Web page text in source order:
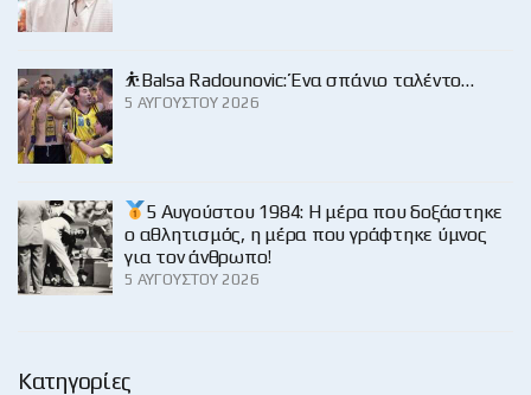
⛹️Balsa Radounovic: Ένα σπάνιο ταλέντο…
5 ΑΥΓΟΎΣΤΟΥ 2026
5 Αυγούστου 1984: Η μέρα που δοξάστηκε
ο αθλητισμός, η μέρα που γράφτηκε ύμνος
για τον άνθρωπο!
5 ΑΥΓΟΎΣΤΟΥ 2026
Κατηγορίες